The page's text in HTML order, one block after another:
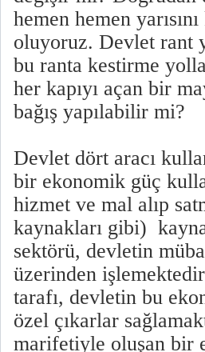
hemen hemen
oluyoruz. Devlet rant
bu ranta kestirme
her kapıyı açan bir
bağış yapılabilir mi?
Devlet dört aracı
bir ekonomik güç
hizmet ve mal alıp
kaynakları gibi)
sektörü, devletin
üzerinden
tarafı, devletin bu
özel çıkarlar
marifetiyle oluşan bir